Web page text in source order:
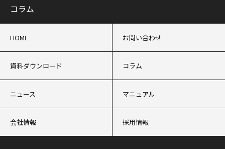
コラム
HOME お問い合わせ
資料ダウンロード コラム
ニュース マニュアル
会社情報 採用情報